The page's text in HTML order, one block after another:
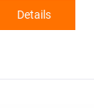
Details